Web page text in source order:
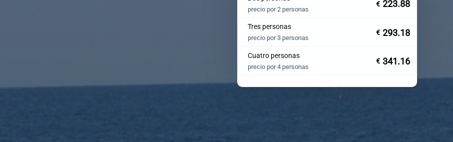
precio por 2 personas
€ 223.88
Tres personas
precio por 3 personas
€ 293.18
Cuatro personas
precio por 4 personas
€ 341.16